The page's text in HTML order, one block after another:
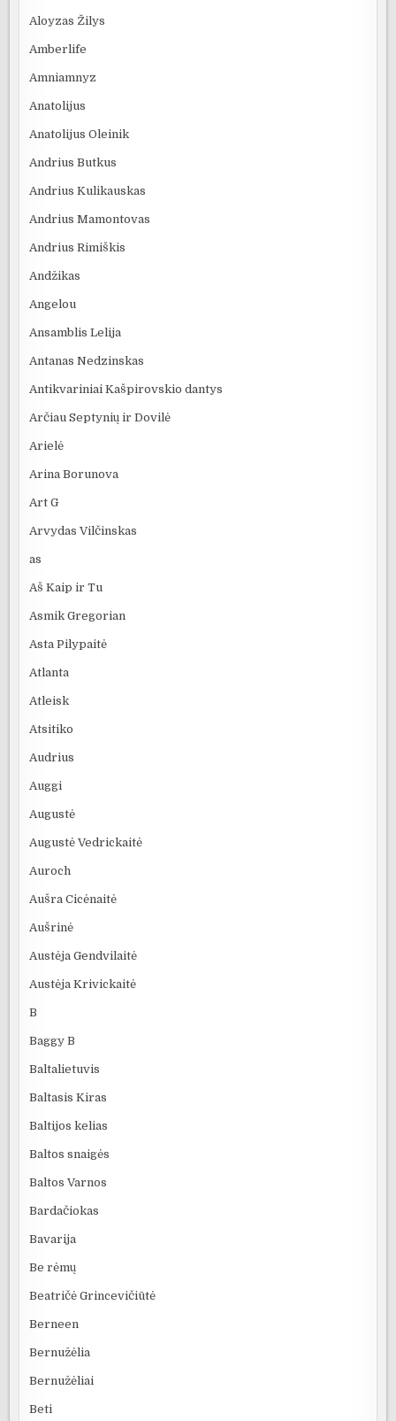
Aloyzas Žilys
Amberlife
Amniamnyz
Anatolijus
Anatolijus Oleinik
Andrius Butkus
Andrius Kulikauskas
Andrius Mamontovas
Andrius Rimiškis
Andžikas
Angelou
Ansamblis Lelija
Antanas Nedzinskas
Antikvariniai Kašpirovskio dantys
Arčiau Septynių ir Dovilė
Arielė
Arina Borunova
Art G
Arvydas Vilčinskas
as
Aš Kaip ir Tu
Asmik Gregorian
Asta Pilypaitė
Atlanta
Atleisk
Atsitiko
Audrius
Auggi
Augustė
Augustė Vedrickaitė
Auroch
Aušra Cicėnaitė
Aušrinė
Austėja Gendvilaitė
Austėja Krivickaitė
B
Baggy B
Baltalietuvis
Baltasis Kiras
Baltijos kelias
Baltos snaigės
Baltos Varnos
Bardačiokas
Bavarija
Be rėmų
Beatričė Grincevičiūtė
Berneen
Bernužėlia
Bernužėliai
Beti